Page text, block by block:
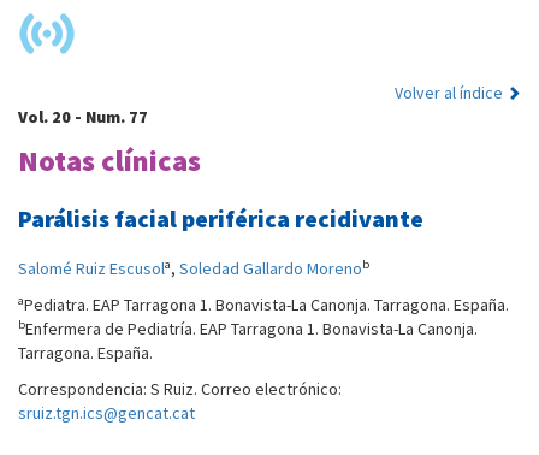
Volver al índice
Vol. 20 - Num. 77
Notas clínicas
Parálisis facial periférica recidivante
Salomé Ruiz Escusola, Soledad Gallardo Morenob
aPediatra. EAP Tarragona 1. Bonavista-La Canonja. Tarragona. España.
bEnfermera de Pediatría. EAP Tarragona 1. Bonavista-La Canonja.
Tarragona. España.
Correspondencia: S Ruiz. Correo electrónico:
sruiz.tgn.ics@gencat.cat